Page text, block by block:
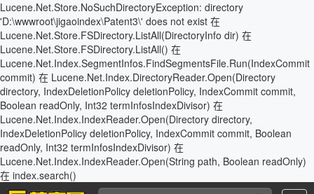
Lucene.Net.Store.NoSuchDirectoryException: directory
'D:\wwwroot\jigaoindex\Patent3\' does not exist 在
Lucene.Net.Store.FSDirectory.ListAll(DirectoryInfo dir) 在
Lucene.Net.Store.FSDirectory.ListAll() 在
Lucene.Net.Index.SegmentInfos.FindSegmentsFile.Run(IndexCommit
commit) 在 Lucene.Net.Index.DirectoryReader.Open(Directory
directory, IndexDeletionPolicy deletionPolicy, IndexCommit commit,
Boolean readOnly, Int32 termInfosIndexDivisor) 在
Lucene.Net.Index.IndexReader.Open(Directory directory,
IndexDeletionPolicy deletionPolicy, IndexCommit commit, Boolean
readOnly, Int32 termInfosIndexDivisor) 在
Lucene.Net.Index.IndexReader.Open(String path, Boolean readOnly)
在 index.search()